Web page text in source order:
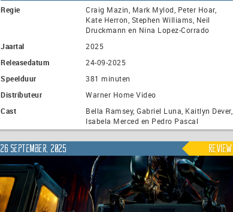
Regie
Craig Mazin, Mark Mylod, Peter Hoar,
Kate Herron, Stephen Williams, Neil
Druckmann en Nina Lopez-Corrado
Jaartal
2025
Releasedatum
24-09-2025
Speelduur
381 minuten
Distributeur
Warner Home Video
Cast
Bella Ramsey, Gabriel Luna, Kaitlyn Dever,
Isabela Merced en Pedro Pascal
26 september, 2025 Review